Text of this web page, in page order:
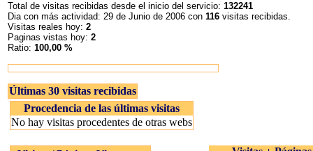
Total de visitas recibidas desde el inicio del servicio: 132241
Dia con más actividad: 29 de Junio de 2006 con 116 visitas recibidas.
Visitas reales hoy: 2
Paginas vistas hoy: 2
Ratio: 100,00 %
Últimas 30 visitas recibidas
Procedencia de las últimas visitas
No hay visitas procedentes de otras webs